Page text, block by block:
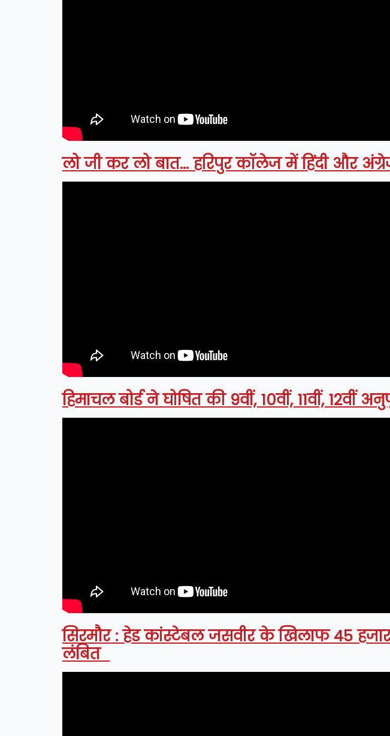
लो जी कर लो बात... हरिपुर कॉलेज में हिंदी और
हिमाचल बोर्ड ने घोषित की 9वीं, 10वीं, 11वीं, 12वीं
सिरमौर : हेड कांस्टेबल जसवीर के खिलाफ 45
लंबित